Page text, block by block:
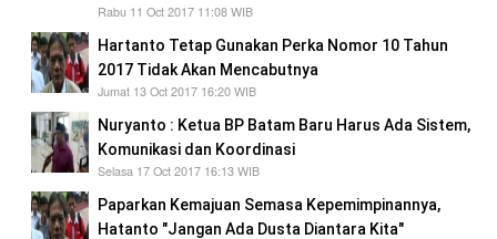
Rabu 11 Oct 2017 11:08 WIB
Hartanto Tetap Gunakan Perka Nomor 10 Tahun
2017 Tidak Akan Mencabutnya
Jumat 13 Oct 2017 16:20 WIB
Nuryanto : Ketua BP Batam Baru Harus Ada Sistem,
Komunikasi dan Koordinasi
Selasa 17 Oct 2017 16:13 WIB
Paparkan Kemajuan Semasa Kepemimpinannya,
Hatanto "Jangan Ada Dusta Diantara Kita"